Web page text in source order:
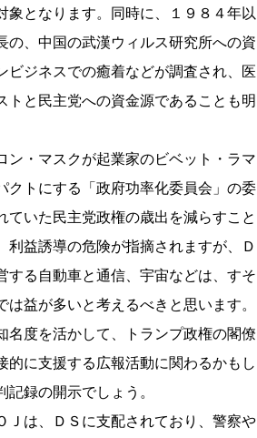
象となります。同時に、１９８４年以
、中国の武漢ウィルス研究所への資
ジネスでの癒着などが調査され、医
と民主党への資金源であることも明
・マスクが起業家のビベット・ラマ
クトにする「政府功率化委員会」の委
いた民主党政権の歳出を減らすこと
益誘導の危険が指摘されますが、Ｄ
する自動車と通信、宇宙などは、すそ
益が多いと考えるべきと思います。
度を活かして、トランプ政権の閣僚
に支援する広報活動に関わるかもし
録の開示でしょう。
は、ＤＳに支配されており、警察や